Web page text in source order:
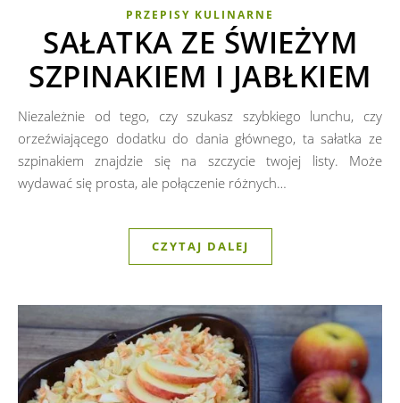
PRZEPISY KULINARNE
SAŁATKA ZE ŚWIEŻYM
SZPINAKIEM I JABŁKIEM
Niezależnie od tego, czy szukasz szybkiego lunchu, czy
orzeźwiającego dodatku do dania głównego, ta sałatka ze
szpinakiem znajdzie się na szczycie twojej listy. Może
wydawać się prosta, ale połączenie różnych…
CZYTAJ DALEJ